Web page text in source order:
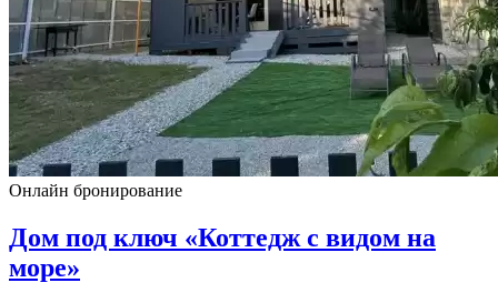
Онлайн бронирование
Дом под ключ «Коттедж с видом на
море»